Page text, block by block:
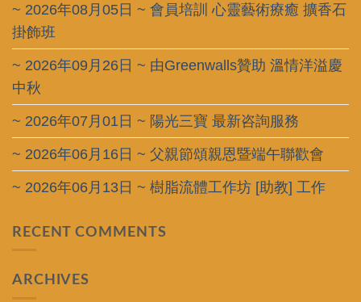
~ 2026年08月05日 ~ 會員培訓 心靈藝術療癒 擴香石
掛飾班
~ 2026年09月26日 ~ 由Greenwalls贊助 溫情洋溢慶
中秋
~ 2026年07月01日 ~ 陽光三寶 最新咨詢服務
~ 2026年06月16日 ~ 父親節頌親恩暨端午聯歡會
~ 2026年06月13日 ~ 樹脂流體工作坊 [助教] 工作
RECENT COMMENTS
ARCHIVES